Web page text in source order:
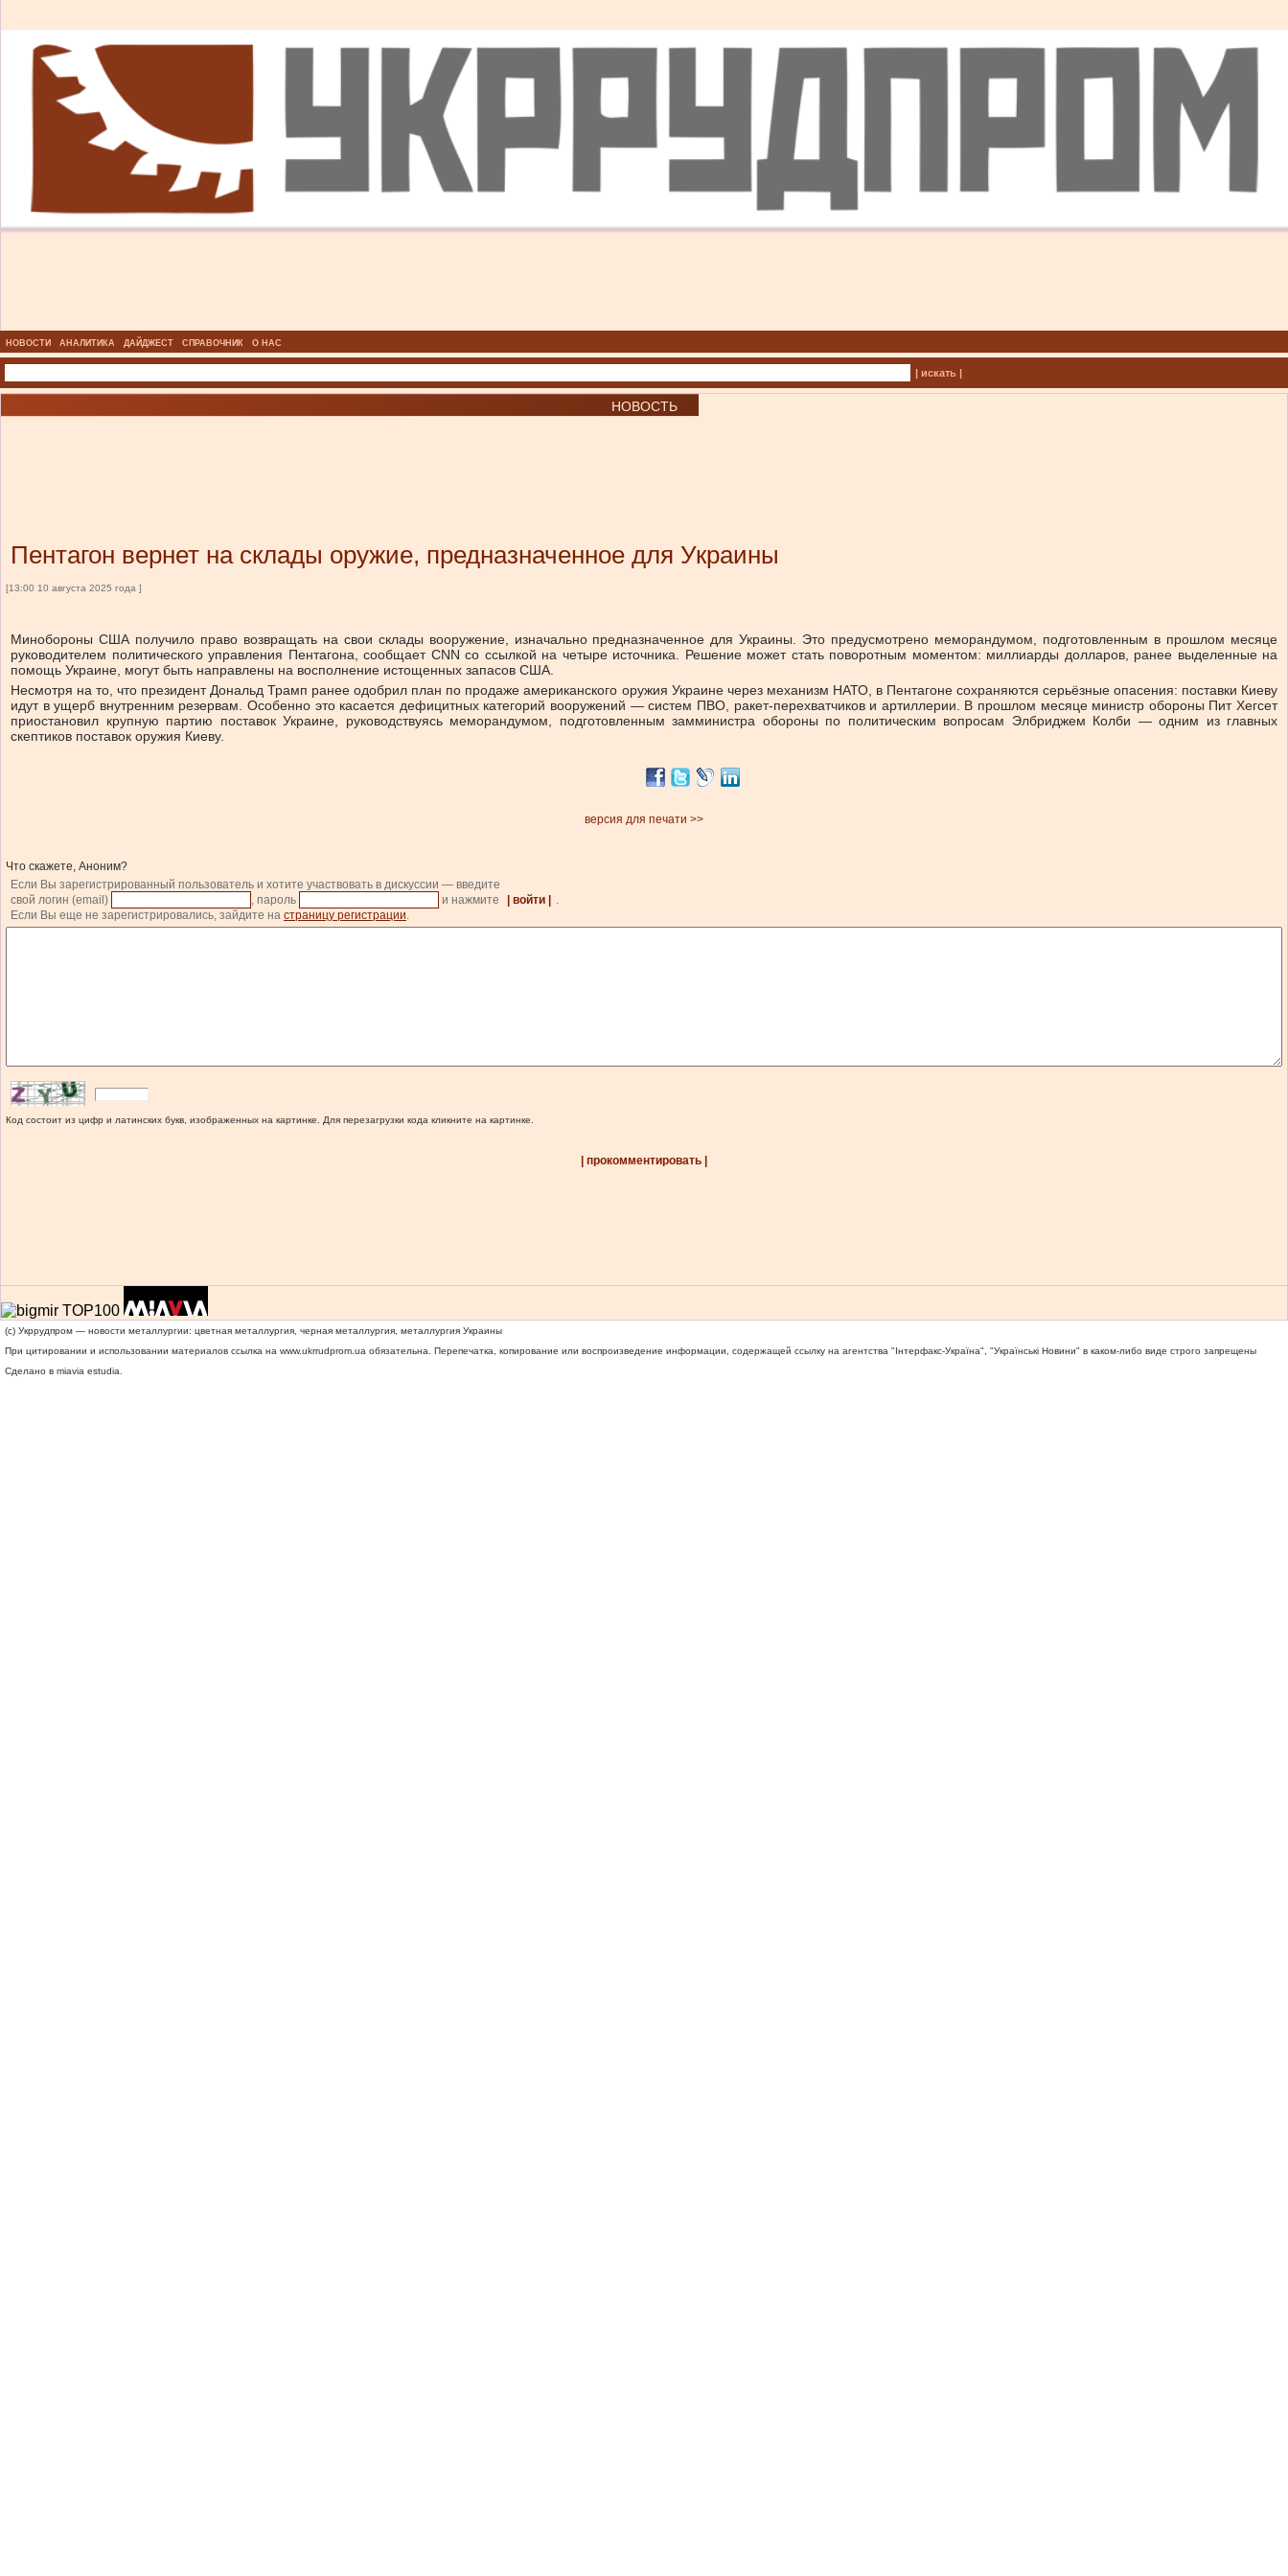
НОВОСТИ АНАЛИТИКА ДАЙДЖЕСТ СПРАВОЧНИК О НАС
| искать |
НОВОСТЬ
Пентагон вернет на склады оружие, предназначенное для Украины
[13:00 10 августа 2025 года ]
Минобороны США получило право возвращать на свои склады вооружение, изначально предназначенное для Украины. Это предусмотрено меморандумом, подготовленным в прошлом месяце
руководителем политического управления Пентагона, сообщает CNN со ссылкой на четыре источника. Решение может стать поворотным моментом: миллиарды долларов, ранее выделенные на
помощь Украине, могут быть направлены на восполнение истощенных запасов США.
Несмотря на то, что президент Дональд Трамп ранее одобрил план по продаже американского оружия Украине через механизм НАТО, в Пентагоне сохраняются серьёзные опасения: поставки Киеву
идут в ущерб внутренним резервам. Особенно это касается дефицитных категорий вооружений — систем ПВО, ракет-перехватчиков и артиллерии. В прошлом месяце министр обороны Пит Хегсет
приостановил крупную партию поставок Украине, руководствуясь меморандумом, подготовленным замминистра обороны по политическим вопросам Элбриджем Колби — одним из главных
скептиков поставок оружия Киеву.
версия для печати >>
Что скажете, Аноним?
Если Вы зарегистрированный пользователь и хотите участвовать в дискуссии — введите
свой логин (email)
, пароль и нажмите | войти |
.
Если Вы еще не зарегистрировались, зайдите на страницу регистрации.
Код состоит из цифр и латинских букв, изображенных на картинке. Для перезагрузки кода кликните на картинке.
| прокомментировать |
(c) Укррудпром — новости металлургии: цветная металлургия, черная металлургия, металлургия Украины
При цитировании и использовании материалов ссылка на www.ukrrudprom.ua обязательна. Перепечатка, копирование или воспроизведение информации, содержащей ссылку на агентства "Iнтерфакс-Україна", "Українськi Новини" в каком-либо виде строго запрещены
Сделано в miavia estudia.